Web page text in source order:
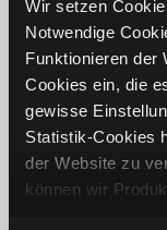
Wir setzen
Notwendige
Funktionieren der
Cookies ein, die
gewisse
Statistik-Cookies
der Website zu
können wir
Treten